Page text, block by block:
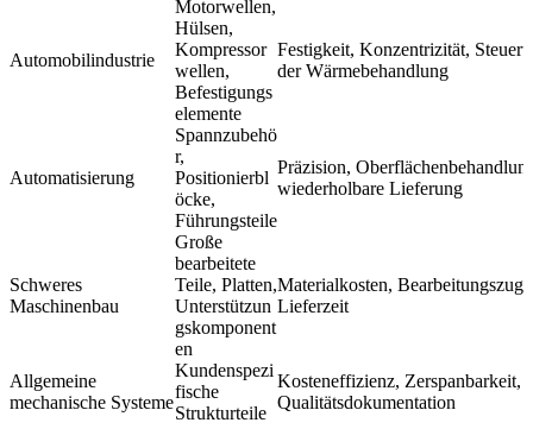
Automobilindustrie
Motorwellen,
Hülsen,
Kompressor
wellen,
Befestigungs
elemente
Festigkeit, Konzentrizität,
der Wärmebehandlung
Automatisierung
Spannzubehö
r,
Positionierbl
öcke,
Führungsteile
Präzision,
wiederholbare Lieferung
Schweres
Maschinenbau
Große
bearbeitete
Teile, Platten,
Unterstützun
gskomponent
en
Materialkosten,
Lieferzeit
Allgemeine
mechanische Systeme
Kundenspezi
fische
Strukturteile
Kosteneffizienz, Zerspanbarkeit,
Qualitätsdokumentation